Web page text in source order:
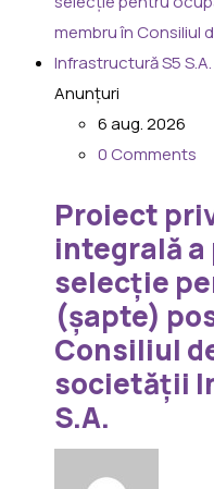
Anunțuri
6 aug. 2026
0 Comments
Proiect
integrală
selecție
(șapte)
Consiliul
societății
S.A.